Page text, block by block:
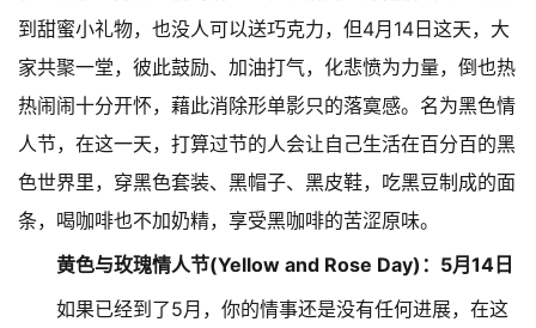
到甜蜜小礼物，也没人可以送巧克力，但4月14日这天，大
家共聚一堂，彼此鼓励、加油打气，化悲愤为力量，倒也热
热闹闹十分开怀，藉此消除形单影只的落寞感。名为黑色情
人节，在这一天，打算过节的人会让自己生活在百分百的黑
色世界里，穿黑色套装、黑帽子、黑皮鞋，吃黑豆制成的面
条，喝咖啡也不加奶精，享受黑咖啡的苦涩原味。
黄色与玫瑰情人节(Yellow and Rose Day)：5月14日
如果已经到了5月，你的情事还是没有任何进展，在这